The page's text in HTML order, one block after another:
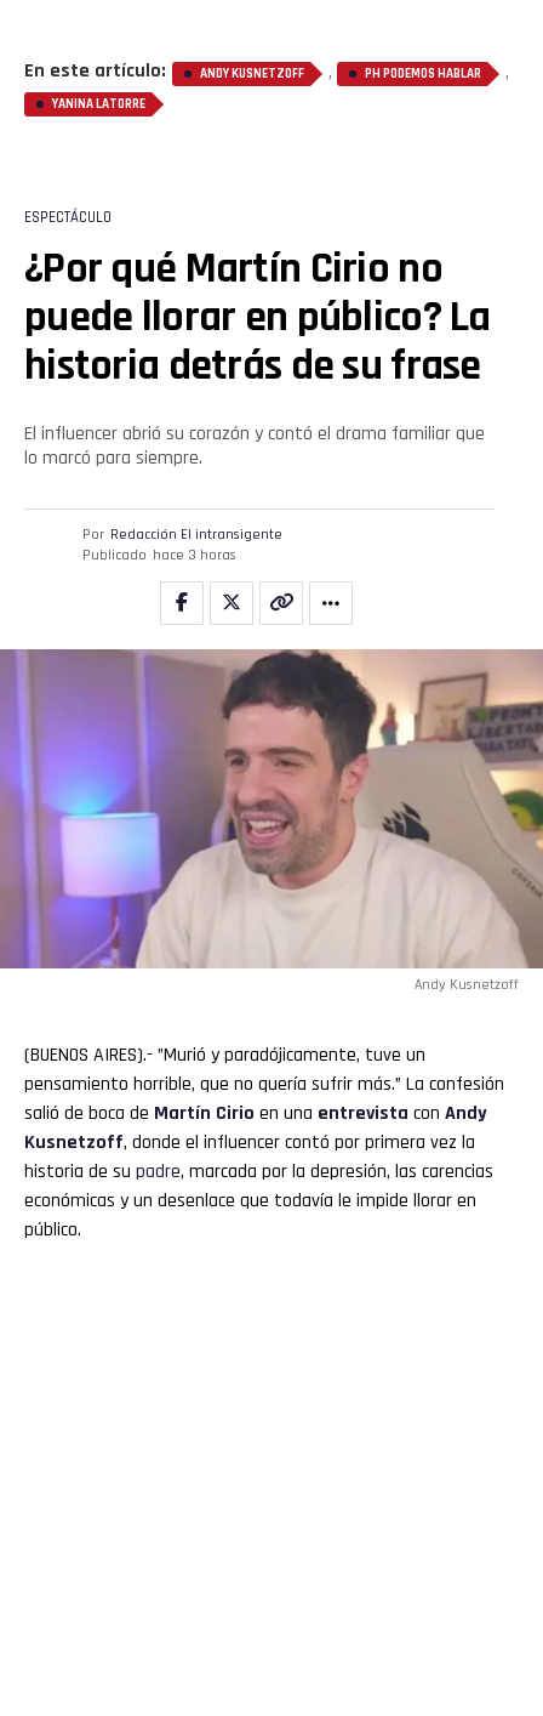
En este artículo: ANDY KUSNETZOFF , PH PODEMOS HABLAR ,
YANINA LATORRE
ESPECTÁCULO
¿Por qué Martín Cirio no
puede llorar en público? La
historia detrás de su frase
El influencer abrió su corazón y contó el drama familiar que
lo marcó para siempre.
Por Redacción El intransigente
Publicado hace 3 horas
Andy Kusnetzoff
(BUENOS AIRES).- ”Murió y paradójicamente, tuve un
pensamiento horrible, que no quería sufrir más.” La confesión
salió de boca de Martín Cirio en una entrevista con Andy
Kusnetzoff, donde el influencer contó por primera vez la
historia de su padre, marcada por la depresión, las carencias
económicas y un desenlace que todavía le impide llorar en
público.